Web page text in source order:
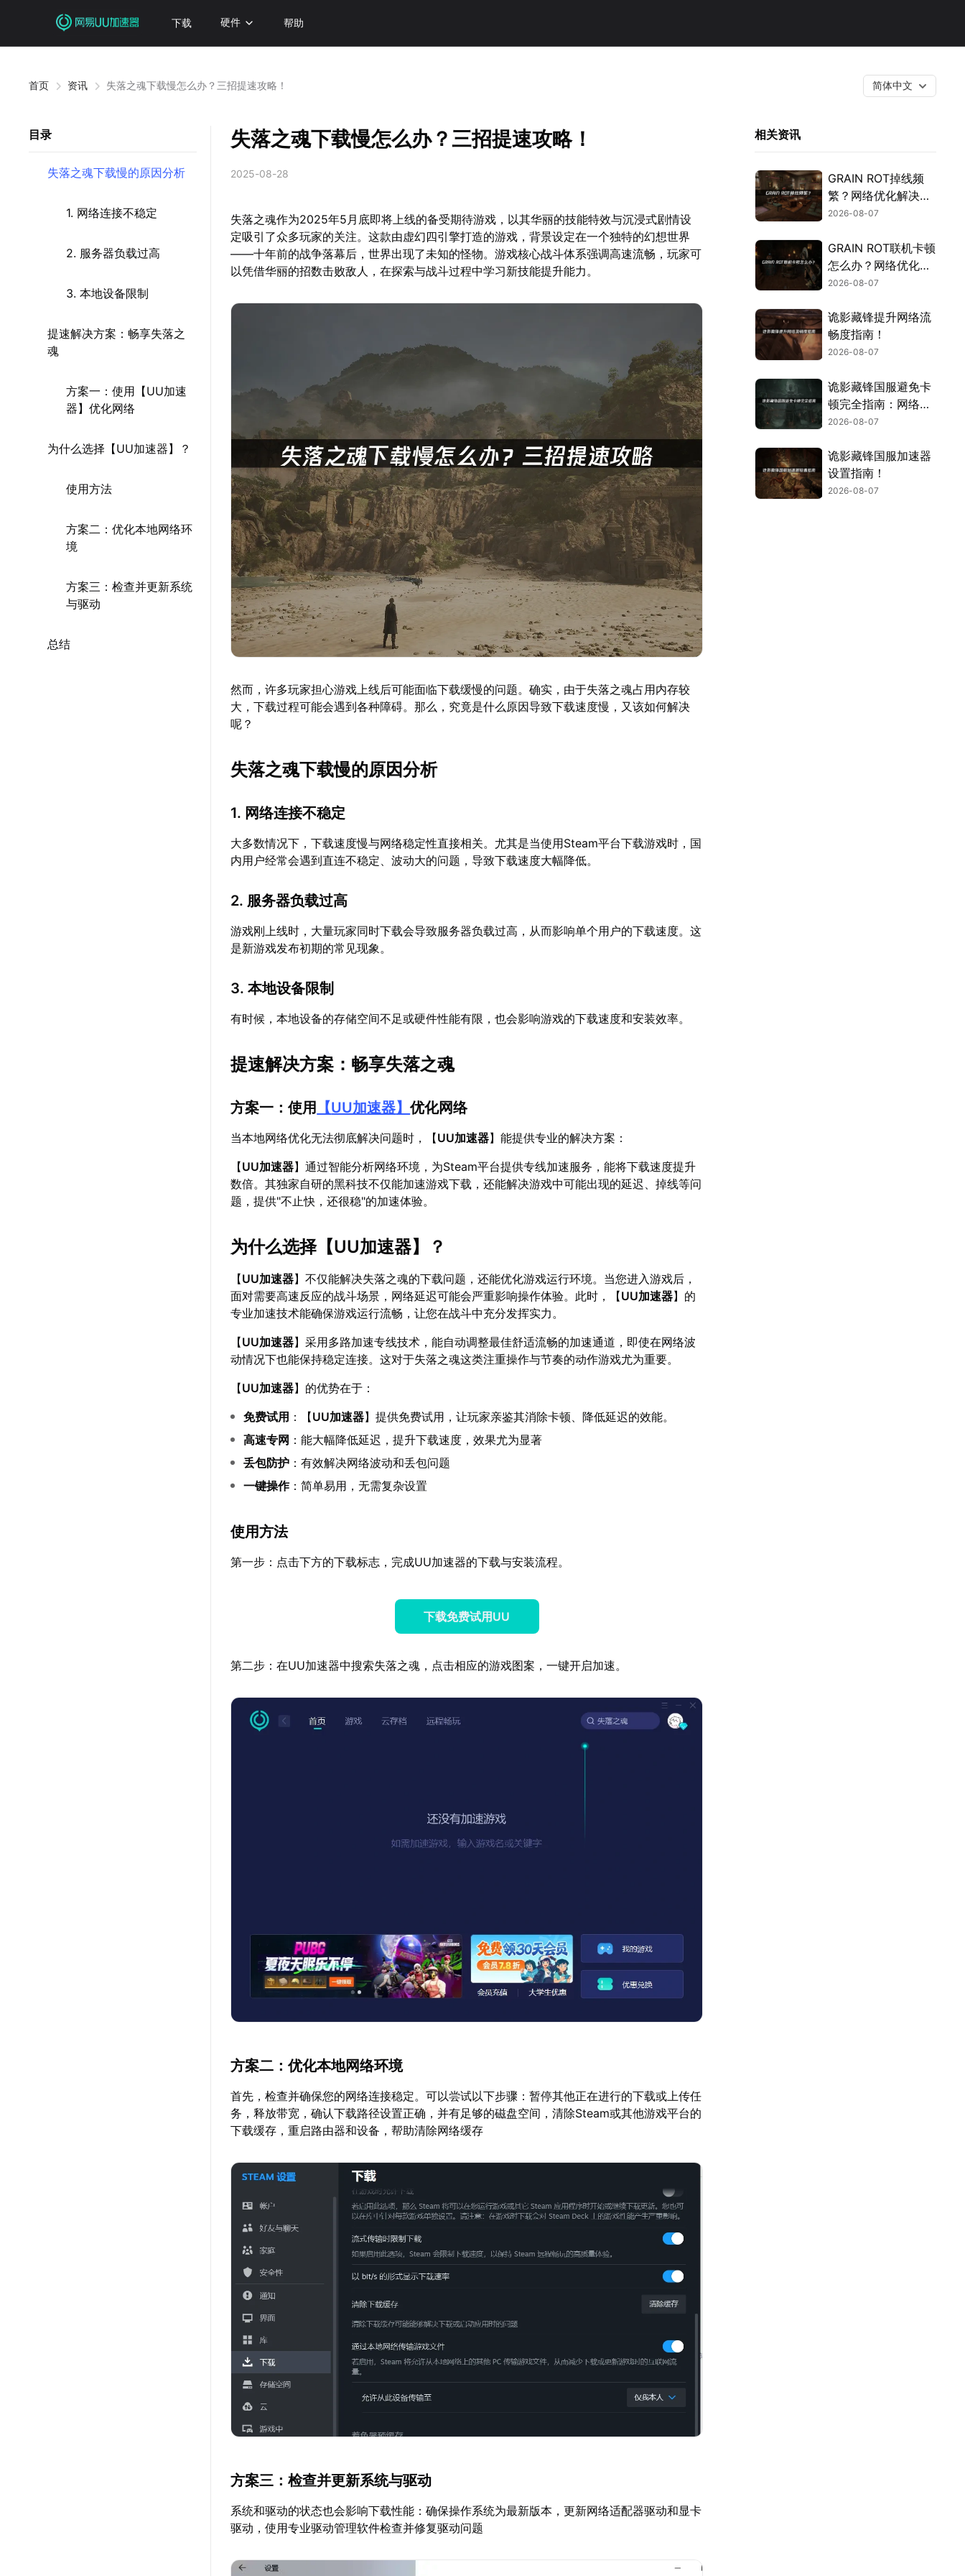
下载 硬件 帮助
首页 资讯 失落之魂下载慢怎么办？三招提速攻略！ 简体中文
目录
失落之魂下载慢的原因分析
1. 网络连接不稳定
2. 服务器负载过高
3. 本地设备限制
提速解决方案：畅享失落之
魂
方案一：使用【UU加速
器】优化网络
为什么选择【UU加速器】？
使用方法
方案二：优化本地网络环
境
方案三：检查并更新系统
与驱动
总结
失落之魂下载慢怎么办？三招提速攻略！
2025-08-28
失落之魂作为2025年5月底即将上线的备受期待游戏，以其华丽的技能特效与沉浸式剧情设
定吸引了众多玩家的关注。这款由虚幻四引擎打造的游戏，背景设定在一个独特的幻想世界
——十年前的战争落幕后，世界出现了未知的怪物。游戏核心战斗体系强调高速流畅，玩家可
以凭借华丽的招数击败敌人，在探索与战斗过程中学习新技能提升能力。
然而，许多玩家担心游戏上线后可能面临下载缓慢的问题。确实，由于失落之魂占用内存较
大，下载过程可能会遇到各种障碍。那么，究竟是什么原因导致下载速度慢，又该如何解决
呢？
失落之魂下载慢的原因分析
1. 网络连接不稳定
大多数情况下，下载速度慢与网络稳定性直接相关。尤其是当使用Steam平台下载游戏时，国
内用户经常会遇到直连不稳定、波动大的问题，导致下载速度大幅降低。
2. 服务器负载过高
游戏刚上线时，大量玩家同时下载会导致服务器负载过高，从而影响单个用户的下载速度。这
是新游戏发布初期的常见现象。
3. 本地设备限制
有时候，本地设备的存储空间不足或硬件性能有限，也会影响游戏的下载速度和安装效率。
提速解决方案：畅享失落之魂
方案一：使用 【UU加速器】优化网络
当本地网络优化无法彻底解决问题时，【UU加速器】能提供专业的解决方案：
【UU加速器】通过智能分析网络环境，为Steam平台提供专线加速服务，能将下载速度提升
数倍。其独家自研的黑科技不仅能加速游戏下载，还能解决游戏中可能出现的延迟、掉线等问
题，提供"不止快，还很稳"的加速体验。
为什么选择【UU加速器】？
【UU加速器】不仅能解决失落之魂的下载问题，还能优化游戏运行环境。当您进入游戏后，
面对需要高速反应的战斗场景，网络延迟可能会严重影响操作体验。此时，【UU加速器】的
专业加速技术能确保游戏运行流畅，让您在战斗中充分发挥实力。
【UU加速器】采用多路加速专线技术，能自动调整最佳舒适流畅的加速通道，即使在网络波
动情况下也能保持稳定连接。这对于失落之魂这类注重操作与节奏的动作游戏尤为重要。
【UU加速器】的优势在于：
免费试用 ：【UU加速器】提供免费试用，让玩家亲鉴其消除卡顿、降低延迟的效能。
高速专网 ：能大幅降低延迟，提升下载速度，效果尤为显著
丢包防护 ：有效解决网络波动和丢包问题
一键操作：简单易用，无需复杂设置
使用方法
第一步：点击下方的下载标志，完成UU加速器的下载与安装流程。
下载免费试用UU
第二步：在UU加速器中搜索失落之魂，点击相应的游戏图案，一键开启加速。
方案二：优化本地网络环境
首先，检查并确保您的网络连接稳定。可以尝试以下步骤：暂停其他正在进行的下载或上传任
务，释放带宽，确认下载路径设置正确，并有足够的磁盘空间，清除Steam或其他游戏平台的
下载缓存，重启路由器和设备，帮助清除网络缓存
方案三：检查并更新系统与驱动
系统和驱动的状态也会影响下载性能：确保操作系统为最新版本，更新网络适配器驱动和显卡
驱动，使用专业驱动管理软件检查并修复驱动问题
相关资讯
GRAIN ROT掉线频
繁？网络优化解决指
南！
2026-08-07
GRAIN ROT联机卡顿
怎么办？网络优化解
决方案！
2026-08-07
诡影藏锋提升网络流
畅度指南！
2026-08-07
诡影藏锋国服避免卡
顿完全指南：网络优
化与解决技巧！
2026-08-07
诡影藏锋国服加速器
设置指南！
2026-08-07